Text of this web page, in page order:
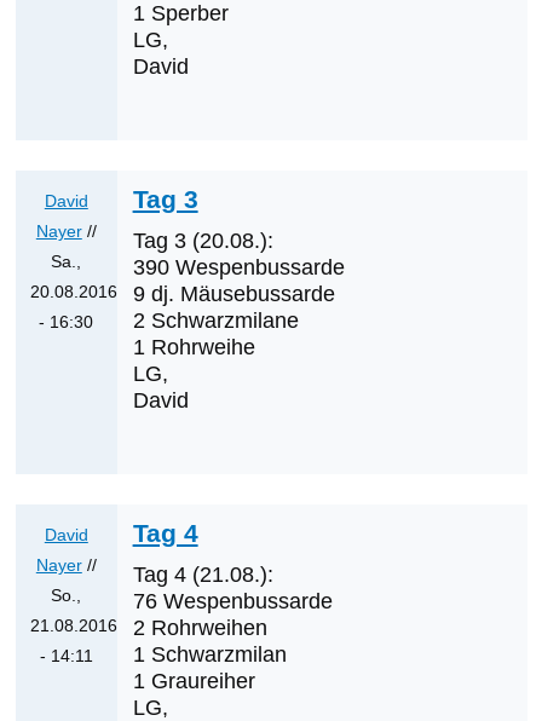
Erstnachweise
sein?
von
Klaus
Cerjak
1 Sperber
LG,
David
David
Nayer//
Sa.,
20.08.2016
- 16:30
Nayer
Tag 3
Tag 3 (20.08.):
390 Wespenbussarde
9 dj. Mäusebussarde
2 Schwarzmilane
1 Rohrweihe
LG,
David
David
Nayer//
So.,
21.08.2016
- 14:11
Tag 4
Tag 4 (21.08.):
76 Wespenbussarde
2 Rohrweihen
1 Schwarzmilan
1 Graureiher
LG,